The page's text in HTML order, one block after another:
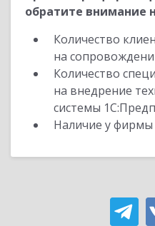
обратите внимание
Количество
на
Количество
на внедрение
системы
Наличие у фирмы